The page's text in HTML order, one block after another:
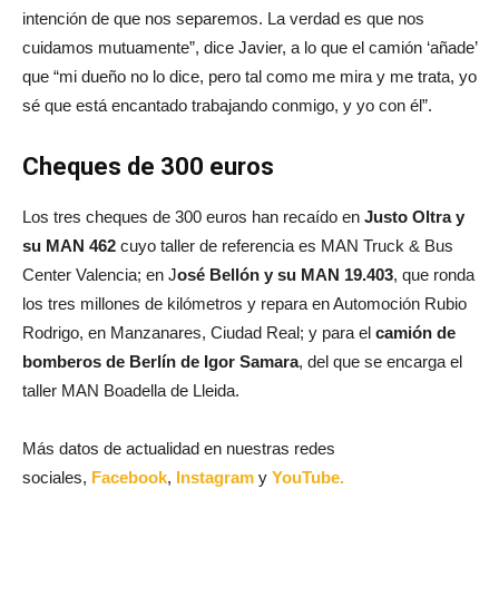
intención de que nos separemos. La verdad es que nos
cuidamos mutuamente”, dice Javier, a lo que el camión ‘añade’
que “mi dueño no lo dice, pero tal como me mira y me trata, yo
sé que está encantado trabajando conmigo, y yo con él”.
Cheques de 300 euros
Los tres cheques de 300 euros han recaído en Justo Oltra y
su MAN 462 cuyo taller de referencia es MAN Truck & Bus
Center Valencia; en José Bellón y su MAN 19.403, que ronda
los tres millones de kilómetros y repara en Automoción Rubio
Rodrigo, en Manzanares, Ciudad Real; y para el camión de
bomberos de Berlín de Igor Samara, del que se encarga el
taller MAN Boadella de Lleida.
Más datos de actualidad en nuestras redes
sociales, Facebook, Instagram y YouTube.